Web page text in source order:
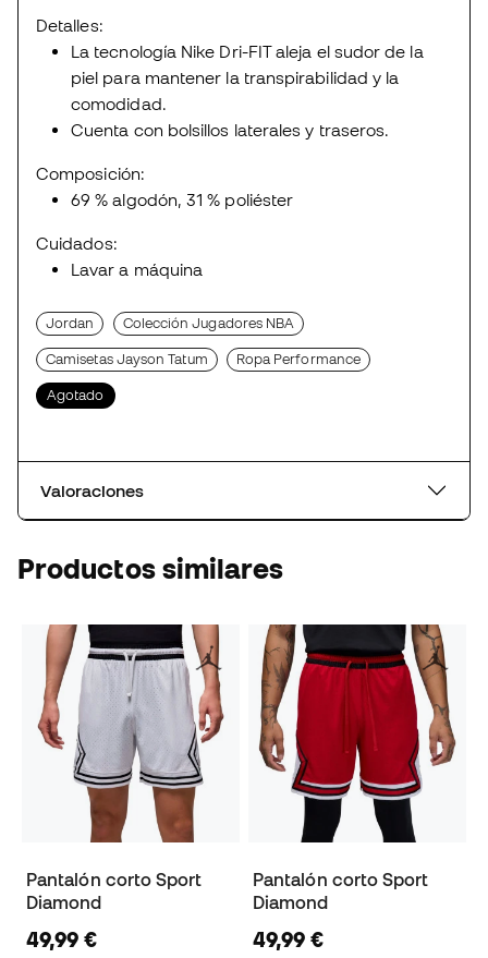
Detalles:
La tecnología Nike Dri-FIT aleja el sudor de la
piel para mantener la transpirabilidad y la
comodidad.
Cuenta con bolsillos laterales y traseros.
Composición:
69 % algodón, 31 % poliéster
Cuidados:
Lavar a máquina
Jordan Colección Jugadores NBA
Camisetas Jayson Tatum Ropa Performance
Agotado
Valoraciones
Productos similares
Pantalón corto Sport
Diamond
49,99 €
Pantalón corto Sport
Diamond
49,99 €